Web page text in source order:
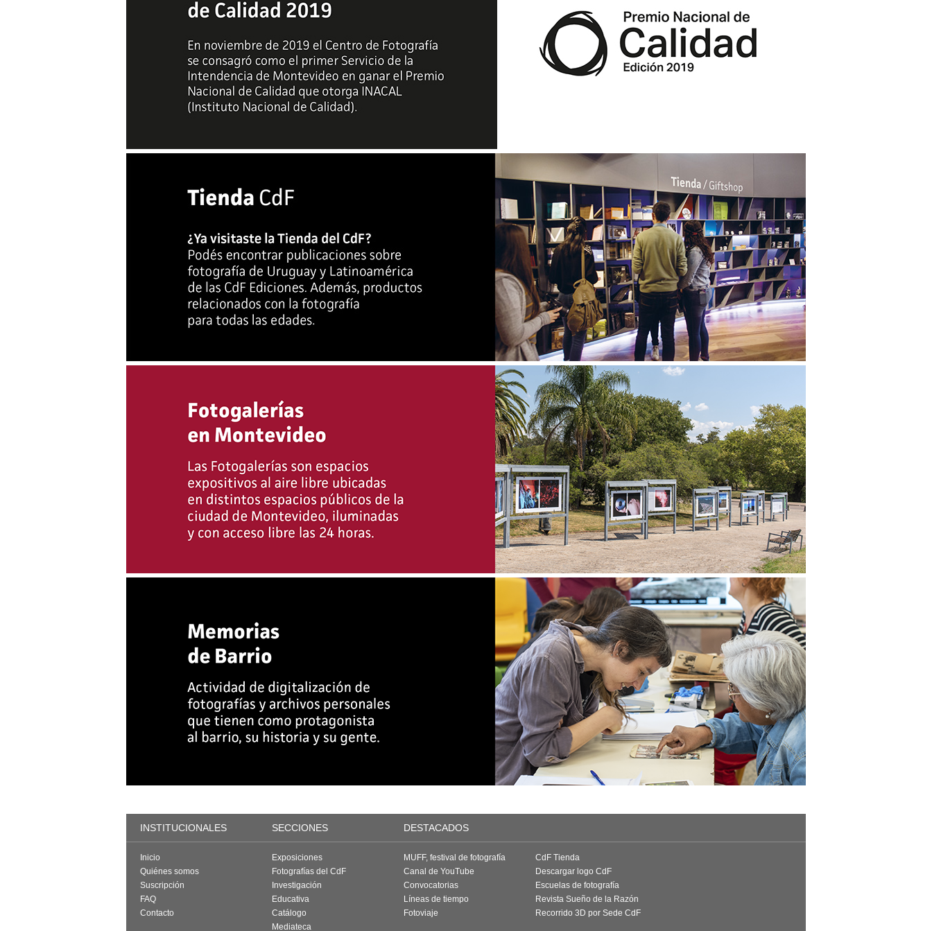
INSTITUCIONALES SECCIONES DESTACADOS
Inicio
Quiénes somos
Suscripción
FAQ
Contacto
Exposiciones
Fotografías del CdF
Investigación
Educativa
Catálogo
Mediateca
MUFF, festival de fotografía
Canal de YouTube
Convocatorias
Líneas de tiempo
Fotoviaje
CdF Tienda
Descargar logo CdF
Escuelas de fotografía
Revista Sueño de la Razón
Recorrido 3D por Sede CdF